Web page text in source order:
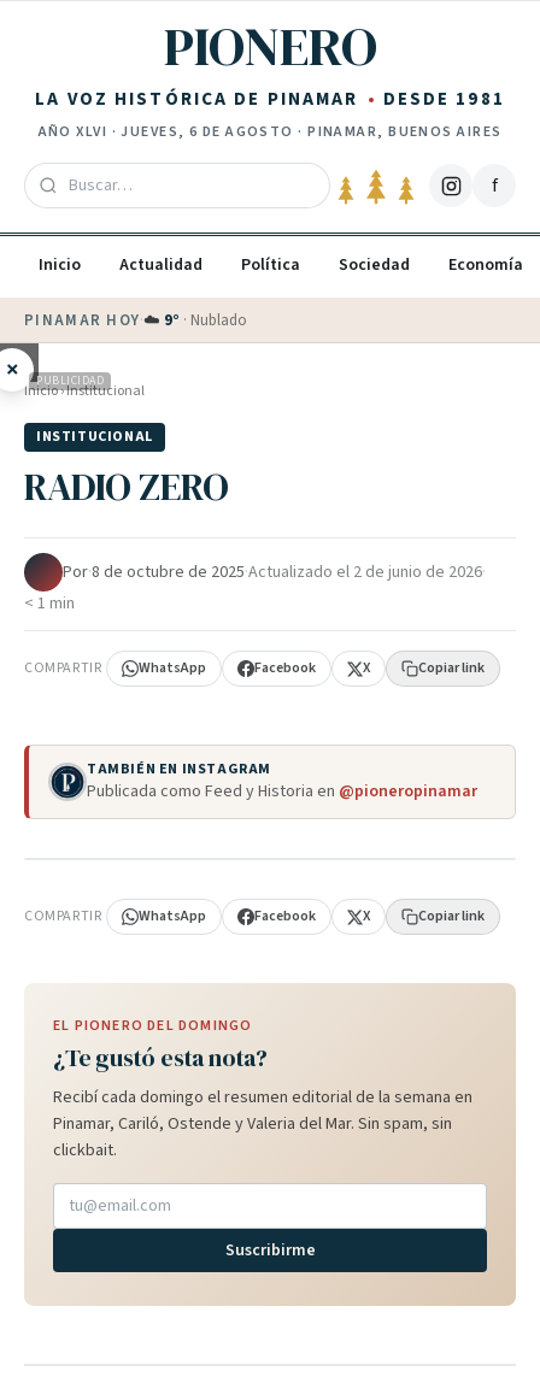
PIONERO
LA VOZ HISTÓRICA DE PINAMAR DESDE 1981
AÑOXLVI ·JUEVES, 6 DE AGOSTO · PINAMAR, BUENOS AIRES
f
Inicio Actualidad Política Sociedad Economía
PINAMAR HOY·💵 Dólar blue$1530
× PUBLICIDAD
Inicio›Institucional
INSTITUCIONAL
RADIO ZERO
Por·8 de octubre de 2025·Actualizado el 2 de junio de 2026·
< 1 min
COMPARTIR WhatsApp Facebook X Copiar link
TAMBIÉN EN INSTAGRAM
Publicada como Feed y Historia en @pioneropinamar
COMPARTIR WhatsApp Facebook X Copiar link
EL PIONERO DEL DOMINGO
¿Te gustó esta nota?
Recibí cada domingo el resumen editorial de la semana en
Pinamar, Cariló, Ostende y Valeria del Mar. Sin spam, sin
clickbait.
Suscribirme